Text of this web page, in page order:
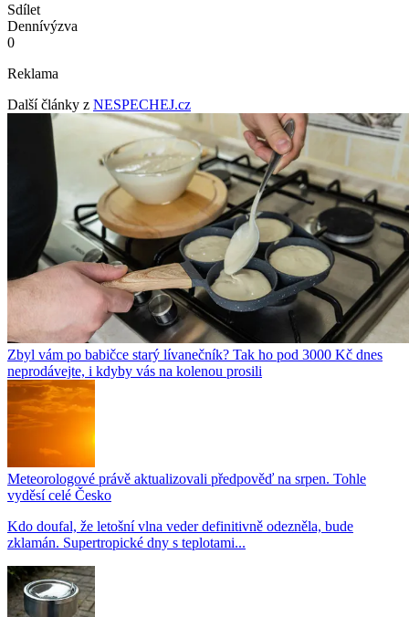
Sdílet
Dennívýzva
0
Reklama
Další články z NESPECHEJ.cz
Zbyl vám po babičce starý lívanečník? Tak ho pod 3000 Kč dnes
neprodávejte, i kdyby vás na kolenou prosili
Meteorologové právě aktualizovali předpověď na srpen. Tohle
vyděsí celé Česko
Kdo doufal, že letošní vlna veder definitivně odezněla, bude
zklamán. Supertropické dny s teplotami...